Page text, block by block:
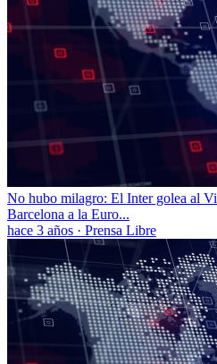
No hubo milagro: El Inter golea al
Barcelona a la Euro...
hace 3 años · Prensa Libre